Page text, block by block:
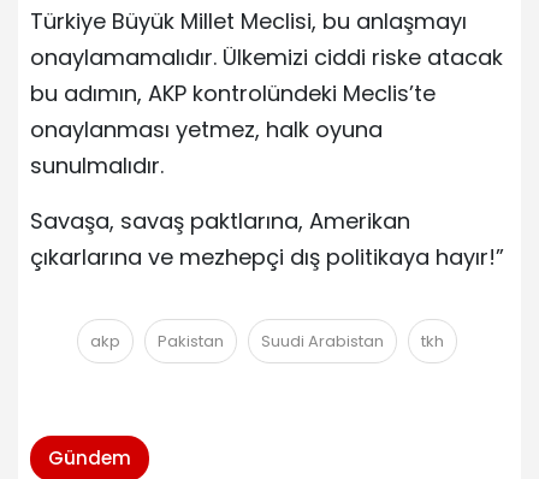
Türkiye Büyük Millet Meclisi, bu anlaşmayı
onaylamamalıdır. Ülkemizi ciddi riske atacak
bu adımın, AKP kontrolündeki Meclis’te
onaylanması yetmez, halk oyuna
sunulmalıdır.
Savaşa, savaş paktlarına, Amerikan
çıkarlarına ve mezhepçi dış politikaya hayır!”
akp Pakistan Suudi Arabistan tkh
Gündem